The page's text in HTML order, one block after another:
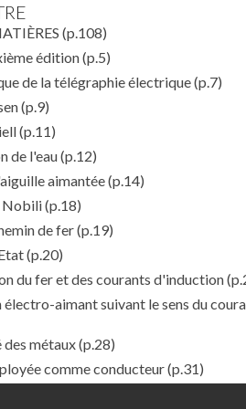
(p.108)
édition(p.5)
de la télégraphie électrique(p.7)
(p.9)
(p.11)
de l'eau(p.12)
aimantée(p.14)
Nobili(p.18)
de fer(p.19)
(p.20)
du fer et des courants d'induction
électro-aimant suivant le sens du
métaux(p.28)
comme conducteur(p.31)